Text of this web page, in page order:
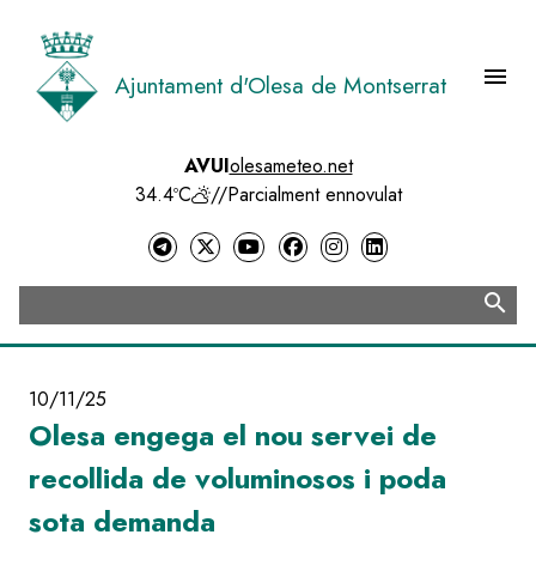
contingut
Ajuntament d'Olesa de Montserrat menu
AVUIolesameteo.net
34.4ºC
//Parcialment ennovulat
search
10/11/25
Olesa engega el nou servei de
recollida de voluminosos i poda
sota demanda